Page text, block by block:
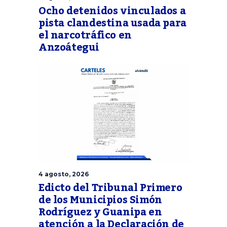
Ocho detenidos vinculados a
pista clandestina usada para
el narcotráfico en
Anzoátegui
4 agosto, 2026
Edicto del Tribunal Primero
de los Municipios Simón
Rodríguez y Guanipa en